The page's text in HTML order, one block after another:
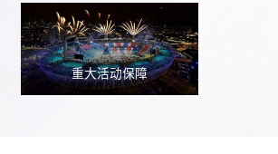
重大活动保障